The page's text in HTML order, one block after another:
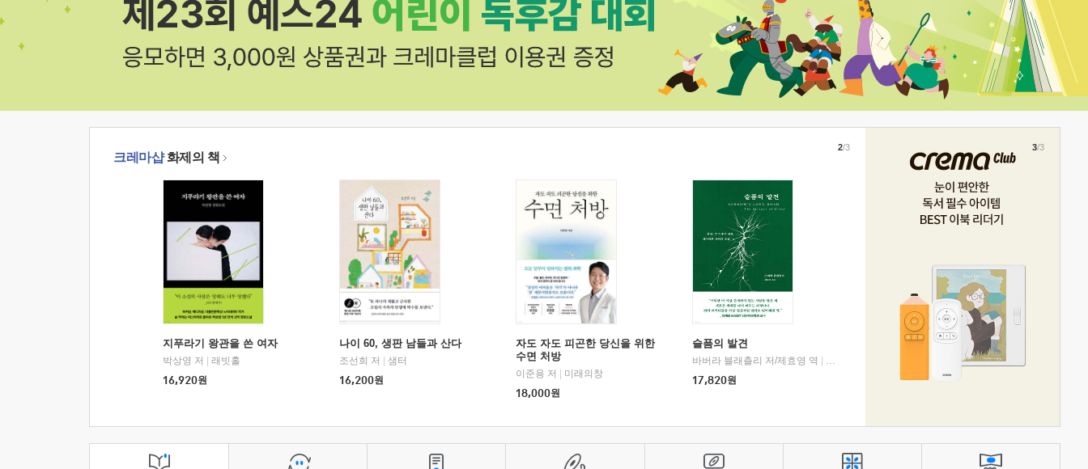
크레마샵화제의 책
지푸라기 왕관을 쓴 여자
박상영 저
래빗홀
16,920원
나이 60, 생판 남들과 산다
조선희 저
샘터
16,200원
자도 자도 피곤한 당신을 위한
수면 처방
이준용 저
미래의창
18,000원
슬픔의 발견
바버라 블래츨리 저/제효영 역
디플롯
17,820원
2/3 3/3